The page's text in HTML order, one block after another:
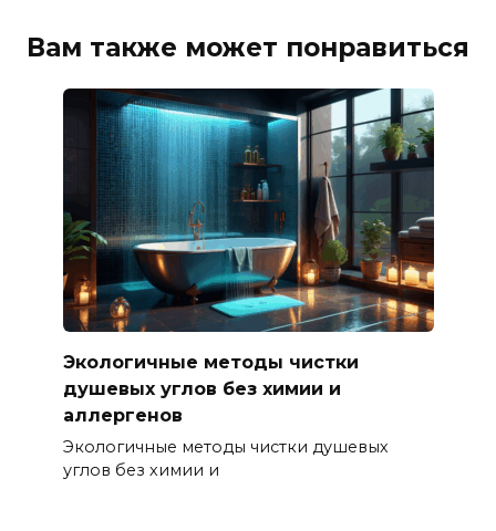
Вам также может понравиться
Экологичные методы чистки
душевых углов без химии и
аллергенов
Экологичные методы чистки душевых
углов без химии и